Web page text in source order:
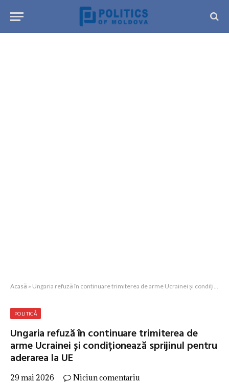
Acasă » Ungaria refuză în continuare trimiterea de arme Ucrainei și condiționează sprijinul pentru aderarea la UE
POLITICĂ
Ungaria refuză în continuare trimiterea de
arme Ucrainei și condiționează sprijinul pentru
aderarea la UE
29 mai 2026 Niciun comentariu